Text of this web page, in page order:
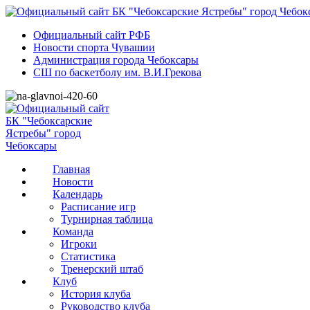
Официальный сайт РФБ
Новости спорта Чувашии
Администрация города Чебоксары
СШ по баскетболу им. В.И.Грекова
Главная
Новости
Календарь
Расписание игр
Турнирная таблица
Команда
Игроки
Статистика
Тренерский штаб
Клуб
История клуба
Руководство клуба